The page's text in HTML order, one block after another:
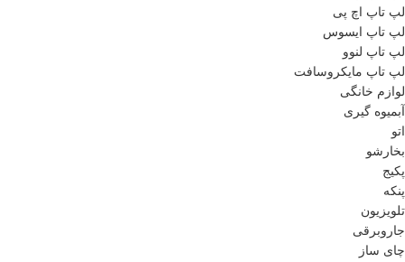
لپ تاپ اچ پی
لپ تاپ ایسوس
لپ تاپ لنوو
لپ تاپ مایکروسافت
لوازم خانگی
آبمیوه گیری
اتو
بخارشو
پکیج
پنکه
تلویزیون
جاروبرقی
چای ساز